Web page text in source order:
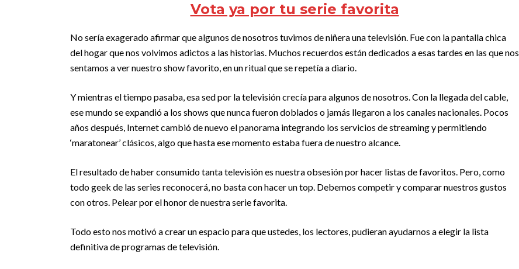
Vota ya por tu serie favorita
No sería exagerado afirmar que algunos de nosotros tuvimos de niñera una televisión. Fue con la pantalla chica
del hogar que nos volvimos adictos a las historias. Muchos recuerdos están dedicados a esas tardes en las que nos
sentamos a ver nuestro show favorito, en un ritual que se repetía a diario.
Y mientras el tiempo pasaba, esa sed por la televisión crecía para algunos de nosotros. Con la llegada del cable,
ese mundo se expandió a los shows que nunca fueron doblados o jamás llegaron a los canales nacionales. Pocos
años después, Internet cambió de nuevo el panorama integrando los servicios de streaming y permitiendo
‘maratonear’ clásicos, algo que hasta ese momento estaba fuera de nuestro alcance.
El resultado de haber consumido tanta televisión es nuestra obsesión por hacer listas de favoritos. Pero, como
todo geek de las series reconocerá, no basta con hacer un top. Debemos competir y comparar nuestros gustos
con otros. Pelear por el honor de nuestra serie favorita.
Todo esto nos motivó a crear un espacio para que ustedes, los lectores, pudieran ayudarnos a elegir la lista
definitiva de programas de televisión.